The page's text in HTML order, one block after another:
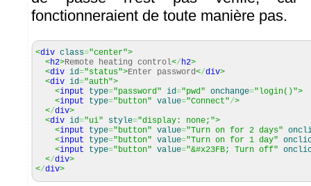
fonctionneraient de toute manière pas.
<div class="center">
<h2>Remote heating control</h2>
<div id="status">Enter password</div>
<div id="auth">
<input type="password" id="pwd" onchange="login()">
<input type="button" value="Connect"/>
</div>
<div id="ui" style="display: none;">
<input type="button" value="Turn on for 2 days"
<input type="button" value="Turn on for 1 day"
<input type="button" value="&#x23FB; Turn off"
</div>
</div>